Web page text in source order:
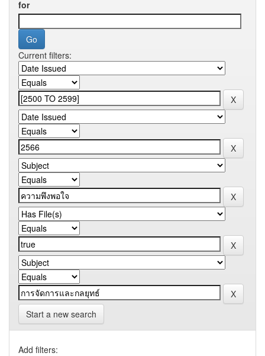
for
Current filters:
Start a new search
Add filters: